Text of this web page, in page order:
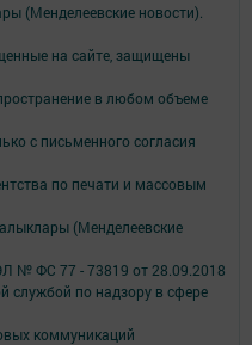
(Менделеевские новости).
на сайте, защищены
в любом объеме
с письменного согласия
по печати и массовым
(Менделеевские
№ ФС 77 - 73819 от 28.09.2018
службой по надзору в сфере
коммуникаций